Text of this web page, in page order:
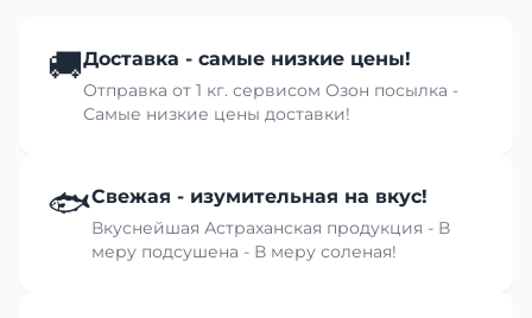
🚚Доставка - самые низкие цены!
Отправка от 1 кг. сервисом Озон посылка -
Самые низкие цены доставки!
🐟Свежая - изумительная на вкус!
Вкуснейшая Астраханская продукция - В
меру подсушена - В меру соленая!